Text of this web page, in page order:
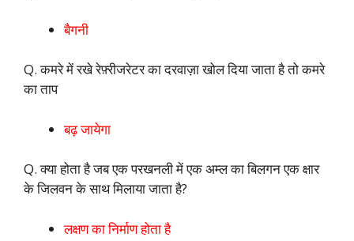
बैगनी
Q. कमरे में रखे रेफ़्रीजरेटर का दरवाज़ा खोल दिया जाता है तो कमरे
का ताप
बढ़ जायेगा
Q. क्या होता है जब एक परखनली में एक अम्ल का बिलगन एक क्षार
के जिलवन के साथ मिलाया जाता है?
लक्षण का निर्माण होता है